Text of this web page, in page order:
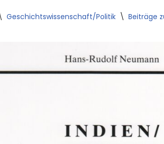
Geschichtswissenschaft/Politik \ Beiträge